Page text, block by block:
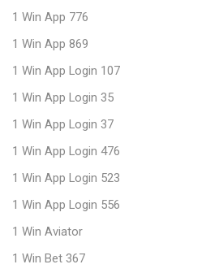
1 Win App 776
1 Win App 869
1 Win App Login 107
1 Win App Login 35
1 Win App Login 37
1 Win App Login 476
1 Win App Login 523
1 Win App Login 556
1 Win Aviator
1 Win Bet 367